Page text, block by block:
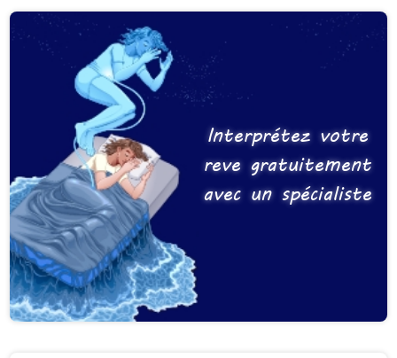
Interprétez votre
reve gratuitement
avec un spécialiste